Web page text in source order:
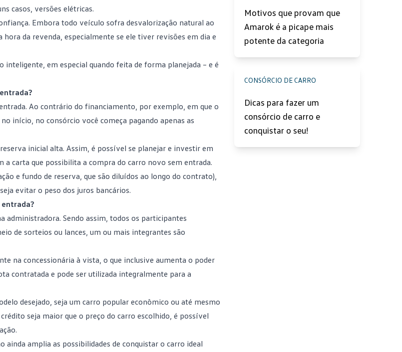
casos, versões elétricas.
Embora todo veículo sofra desvalorização natural ao
da revenda, especialmente se ele tiver revisões em dia e
em especial quando feita de forma planejada – e é
Ao contrário do financiamento, por exemplo, em que o
início, no consórcio você começa pagando apenas as
inicial alta. Assim, é possível se planejar e investir em
a carta que possibilita a compra do carro novo sem entrada.
e fundo de reserva, que são diluídos ao longo do contrato),
evitar o peso dos juros bancários.
administradora. Sendo assim, todos os participantes
de sorteios ou lances, um ou mais integrantes são
na concessionária à vista, o que inclusive aumenta o poder
contratada e pode ser utilizada integralmente para a
desejado, seja um carro popular econômico ou até mesmo
seja maior que o preço do carro escolhido, é possível
ainda amplia as possibilidades de conquistar o carro ideal
Motivos que provam que
Amarok é a picape mais
potente da categoria
CONSÓRCIO DE CARRO
Dicas para fazer um
consórcio de carro e
conquistar o seu!